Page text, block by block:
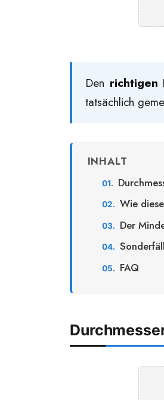
Den richtigen
tatsächlich
INHALT
Wie
Der
FAQ